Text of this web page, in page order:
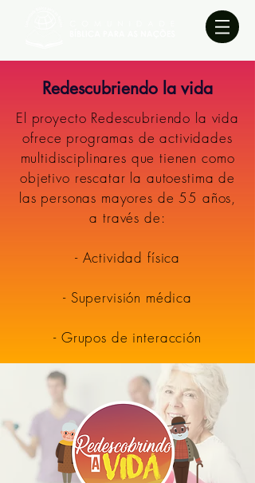
Redescubriendo la vida
El proyecto Redescubriendo la vida
ofrece programas de actividades
multidisciplinares que tienen como
objetivo rescatar la autoestima de
las personas mayores de 55 años,
a través de:
- Actividad física
- Supervisión médica
- Grupos de interacción